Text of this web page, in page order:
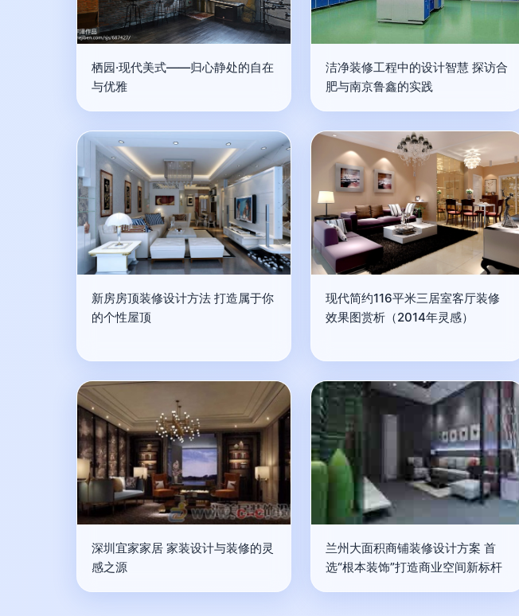
栖园·现代美式——归心静处的自在
与优雅
洁净装修工程中的设计智慧 探访合
肥与南京鲁鑫的实践
新房房顶装修设计方法 打造属于你
的个性屋顶
现代简约116平米三居室客厅装修
效果图赏析（2014年灵感）
深圳宜家家居 家装设计与装修的灵
感之源
兰州大面积商铺装修设计方案 首
选“根本装饰”打造商业空间新标杆